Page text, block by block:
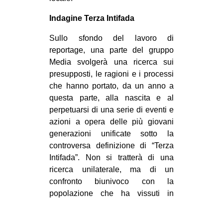
Indagine Terza Intifada
Sullo sfondo del lavoro di
reportage, una parte del gruppo
Media svolgerà una ricerca sui
presupposti, le ragioni e i processi
che hanno portato, da un anno a
questa parte, alla nascita e al
perpetuarsi di una serie di eventi e
azioni a opera delle più giovani
generazioni unificate sotto la
controversa definizione di “Terza
Intifada”. Non si tratterà di una
ricerca unilaterale, ma di un
confronto biunivoco con la
popolazione che ha vissuti in